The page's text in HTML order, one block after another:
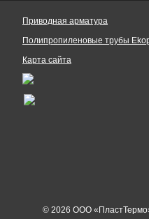
Приводная арматура
Полипропиленовые трубы
Карта сайта
© 2026 ООО